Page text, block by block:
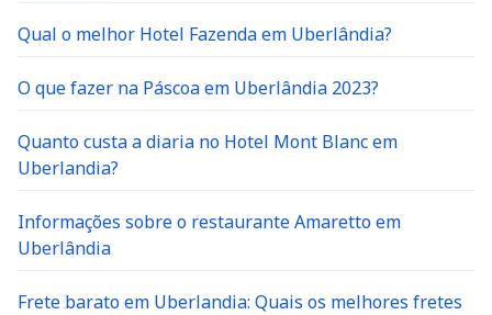
Qual o melhor Hotel Fazenda em Uberlândia?
O que fazer na Páscoa em Uberlândia 2023?
Quanto custa a diaria no Hotel Mont Blanc em
Uberlandia?
Informações sobre o restaurante Amaretto em
Uberlândia
Frete barato em Uberlandia: Quais os melhores fretes